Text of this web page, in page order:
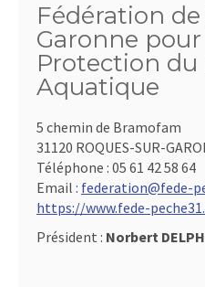
Fédération
Garonne
Protection du
Aquatique
5 chemin de Bramofam
31120 ROQUES-SUR-
Téléphone : 05 61 42 58 64
Email : federation@fede-
https://www.fede-
Président : Norbert